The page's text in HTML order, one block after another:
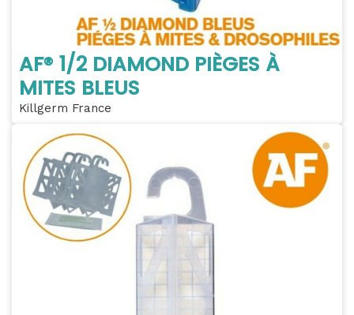
AF® 1/2 DIAMOND PIÈGES À
MITES BLEUS
Killgerm France